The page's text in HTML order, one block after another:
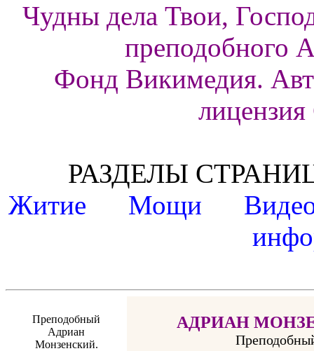
Чудны дела Твои,
преподобного
Фонд Викимедия.
РАЗДЕЛЫ
Житие
Мощи
Преподобный
Адриан
Монзенский.
АДРИАН